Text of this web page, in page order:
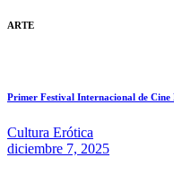
ARTE
Primer Festival Internacional de
Cultura Erótica
diciembre 7, 2025